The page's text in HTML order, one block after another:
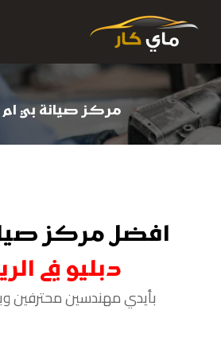
مركز صيانة بي ام
افضل مركز
دبليو في
بأيدي مهندسين محترفين